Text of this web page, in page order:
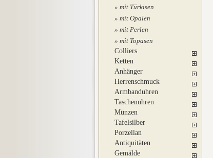
mit Türkisen
mit Opalen
mit Perlen
mit Topasen
Colliers
Ketten
Anhänger
Herrenschmuck
Armbanduhren
Taschenuhren
Münzen
Tafelsilber
Porzellan
Antiquitäten
Gemälde